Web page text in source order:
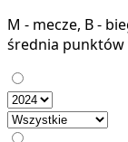
M - mecze, B -
średnia punktów